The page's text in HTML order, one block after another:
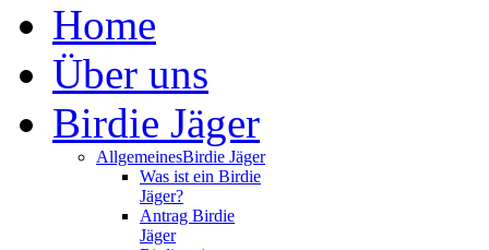
Home
Über uns
Birdie Jäger
AllgemeinesBirdie Jäger
Was ist ein Birdie
Jäger?
Antrag Birdie
Jäger